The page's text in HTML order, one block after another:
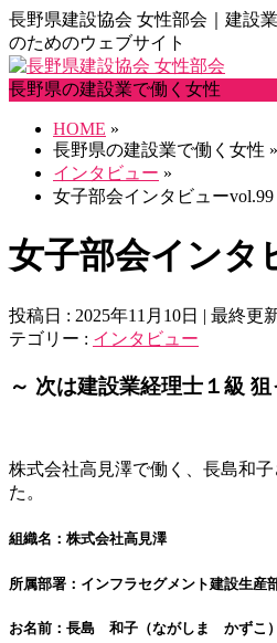
長野県建設協会 女性部会｜建設
のためのウェブサイト
長野県の建設業で働く女性
HOME »
長野県の建設業で働く女性 »
インタビュー »
女子部会インタビューvol.99
女子部会インタ
投稿日 : 2025年11月10日 最終更
テゴリー : インタビュー
～ 次は建設業経理士１級
株式会社高見澤で働く、長島和
た。
組織名：株式会社高見澤
所属部署：インフラセグメント建設生産
お名前：長島 和子（ながしま かずこ）